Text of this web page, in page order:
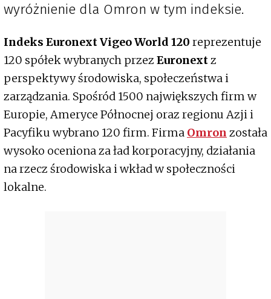
wyróżnienie dla Omron w tym indeksie.
Indeks Euronext Vigeo World 120 reprezentuje
120 spółek wybranych przez Euronextz
perspektywy środowiska, społeczeństwa i
zarządzania. Spośród 1500 największych firm w
Europie, Ameryce Północnej oraz regionu Azji i
Pacyfiku wybrano 120 firm. Firma Omron została
wysoko oceniona za ład korporacyjny, działania
na rzecz środowiska i wkład w społeczności
lokalne.